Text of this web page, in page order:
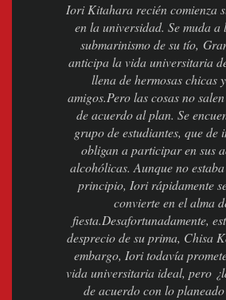
Iori Kitahara recién comienza
en la universidad. Se muda a
submarinismo de su tío,
anticipa la vida universitaria
llena de hermosas chicas
amigos.Pero las cosas no
de acuerdo al plan. Se
grupo de estudiantes, que de
obligan a participar en sus
alcohólicas. Aunque no
principio, Iori rápidamente
convierte en el alma
fiesta.Desafortunadamente,
desprecio de su prima, Chisa
embargo, Iori todavía
vida universitaria ideal, pero
de acuerdo con lo planeado